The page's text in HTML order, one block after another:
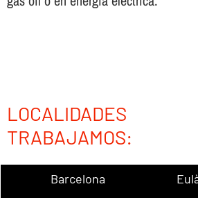
TRABAJAMOS:
Barcelona